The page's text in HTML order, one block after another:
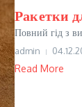
Ракетки
Повний гід з
admin
Read More